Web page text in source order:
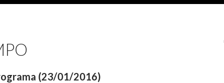
(23/01/2016)